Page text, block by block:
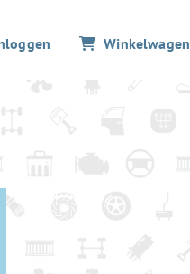
Winkelwagen